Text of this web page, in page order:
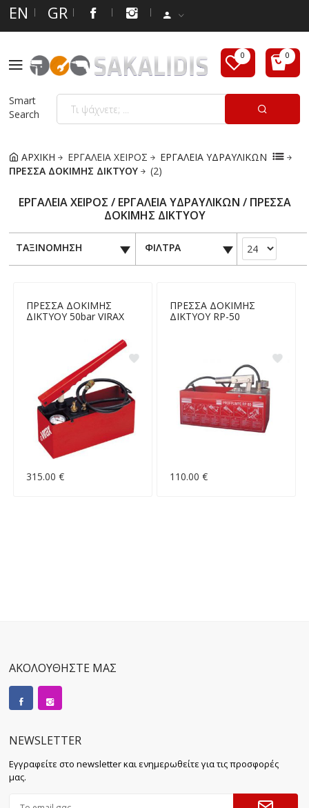
EN GR
Smart
Search
ΑΡΧΙΚΗ ΕΡΓΑΛΕΙΑ ΧΕΙΡΟΣ
ΕΡΓΑΛΕΙΑ ΥΔΡΑΥΛΙΚΩΝ
ΠΡΕΣΣΑ ΔΟΚΙΜΗΣ ΔΙΚΤΥΟΥ
(2)
ΕΡΓΑΛΕΙΑ ΧΕΙΡΟΣ / ΕΡΓΑΛΕΙΑ ΥΔΡΑΥΛΙΚΩΝ / ΠΡΕΣΣΑ
ΔΟΚΙΜΗΣ ΔΙΚΤΥΟΥ
ΤΑΞΙΝΟΜΗΣΗ ΦΙΛΤΡΑ
ΠΡΕΣΣΑ ΔΟΚΙΜΗΣ
ΔΙΚΤΥΟΥ 50bar VIRAX
315.00 €
ΠΡΕΣΣΑ ΔΟΚΙΜΗΣ
ΔΙΚΤΥΟΥ RP-50
110.00 €
ΑΚΟΛΟΥΘΗΣΤΕ ΜΑΣ
NEWSLETTER
Εγγραφείτε στο newsletter και ενημερωθείτε για τις προσφορές
μας.